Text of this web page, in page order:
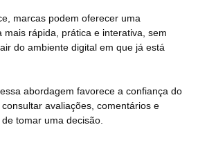
marcas podem oferecer uma
mais rápida, prática e interativa, sem
do ambiente digital em que já está
abordagem favorece a confiança do
avaliações, comentários e
tomar uma decisão.